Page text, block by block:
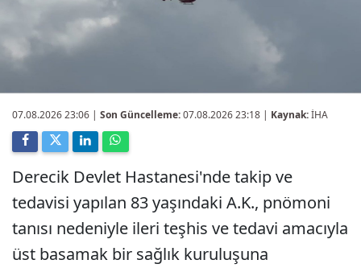
07.08.2026 23:06 | Son Güncelleme:07.08.2026 23:18 | Kaynak:İHA
Derecik Devlet Hastanesi'nde takip ve
tedavisi yapılan 83 yaşındaki A.K., pnömoni
tanısı nedeniyle ileri teşhis ve tedavi amacıyla
üst basamak bir sağlık kuruluşuna